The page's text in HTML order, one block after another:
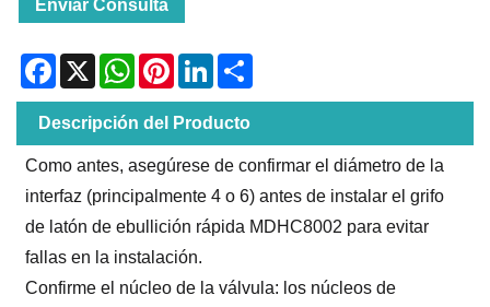
Enviar Consulta
Facebook
X WhatsAppPinterestLinkedIn
Descripción del Producto
Como antes, asegúrese de confirmar el diámetro de la
interfaz (principalmente 4 o 6) antes de instalar el grifo
de latón de ebullición rápida MDHC8002 para evitar
fallas en la instalación.
Confirme el núcleo de la válvula: los núcleos de